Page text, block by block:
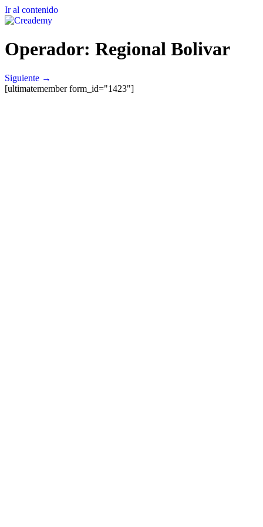
Ir al contenido
Operador: Regional Bolivar
Siguiente →
[ultimatemember form_id="1423"]